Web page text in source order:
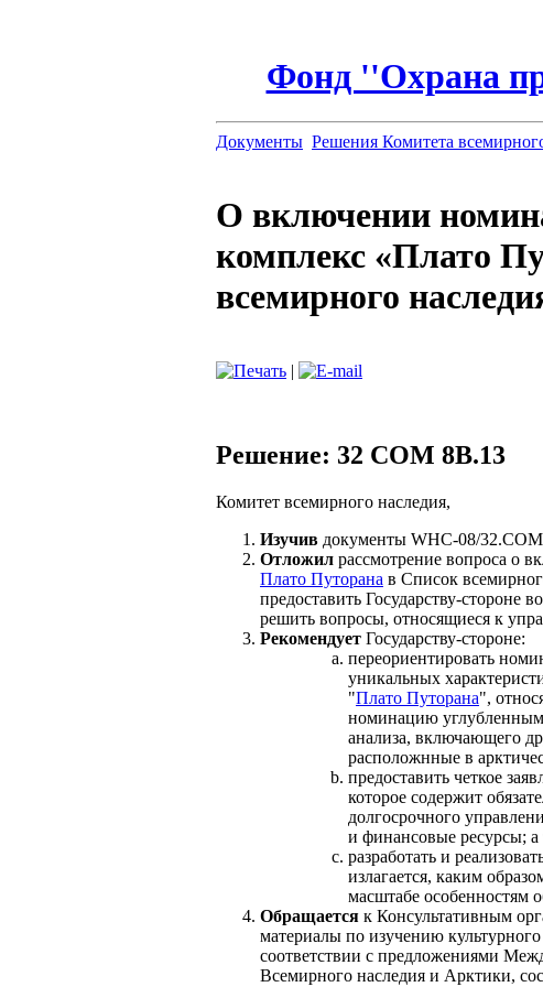
Фонд ''Охрана
Документы Решения Комитета
О включении
комплекс «Плато
всемирного
|
Решение: 32 COM 8B.13
Комитет всемирного наследия,
Изучив документы WHC-08/
Отложил рассмотрение вопроса о
Плато Путорана в Список
предоставить Государству-
решить вопросы, относящиеся к
Рекомендует Государству-стороне:
переориентировать
уникальных
"Плато Путорана",
номинацию
анализа, включающего
расположнные в
предоставить четкое
которое содержит
долгосрочного
и финансовые ресурсы; а
разработать и
излагается, каким
масштабе особенностям
Обращается к Консультативным
материалы по изучению
соответствии с предложениями
Всемирного наследия и Арктики,